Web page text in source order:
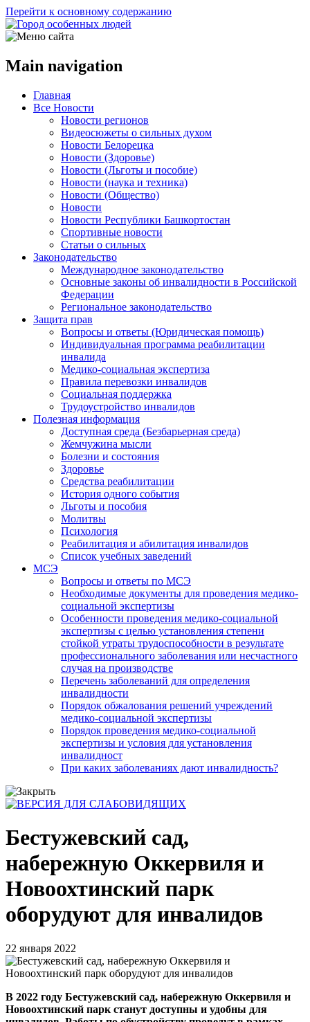
Перейти к основному содержанию
Main navigation
Главная
Все Новости
Новости регионов
Видеосюжеты о сильных духом
Новости Белорецка
Новости (Здоровье)
Новости (Льготы и пособие)
Новости (наука и техника)
Новости (Общество)
Новости
Новости Республики Башкортостан
Спортивные новости
Статьи о сильных
Законодательство
Международное законодательство
Основные законы об инвалидности в Российской
Федерации
Региональное законодательство
Защита прав
Вопросы и ответы (Юридическая помощь)
Индивидуальная программа реабилитации
инвалида
Медико-социальная экспертиза
Правила перевозки инвалидов
Социальная поддержка
Трудоустройство инвалидов
Полезная информация
Доступная среда (Безбарьерная среда)
Жемчужина мысли
Болезни и состояния
Здоровье
Средства реабилитации
История одного события
Льготы и пособия
Молитвы
Психология
Реабилитация и абилитация инвалидов
Список учебных заведений
МСЭ
Вопросы и ответы по МСЭ
Необходимые документы для проведения медико-
социальной экспертизы
Особенности проведения медико-социальной
экспертизы с целью установления степени
стойкой утраты трудоспособности в результате
профессионального заболевания или несчастного
случая на производстве
Перечень заболеваний для определения
инвалидности
Порядок обжалования решений учреждений
медико-социальной экспертизы
Порядок проведения медико-социальной
экспертизы и условия для установления
инвалидност
При каких заболеваниях дают инвалидность?
Бестужевский сад,
набережную Оккервиля и
Новоохтинский парк
оборудуют для инвалидов
22 января 2022
В 2022 году Бестужевский сад, набережную Оккервиля и
Новоохтинский парк станут доступны и удобны для